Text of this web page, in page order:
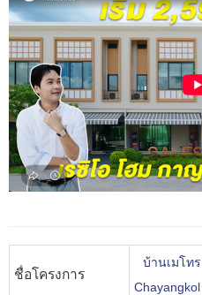
ชื่อโครงการ
บ้านเมโท
Chayangkol